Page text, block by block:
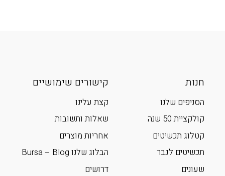
חנות
הסניפים שלנו
קולקציית 50 שנה
קטלוג תכשיטים
תכשיטים לגבר
שעונים
קישורים שימושיים
קצת עלינו
שאלות ותשובות
אחריות מוצרים
הבלוג שלנו Bursa – Blog
דרושים